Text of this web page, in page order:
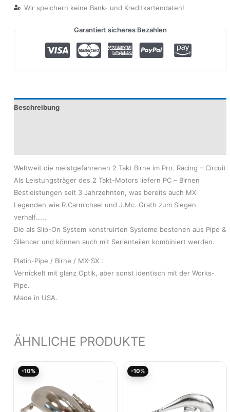
Wir speichern keine Bank- und Kreditkartendaten!
Garantiert sicheres Bezahlen
Beschreibung
Weltweit die meistgefahrenen 2 Takt Birne im Pro. Racing – Circuit
Als Leistungsträger des 2 Takt-Motors liefern PC – Birnen
Bestleistungen seit 3 Jahrzehnten, was bereits auch MX
Legenden wie R.Carmichael und J.Mc. Grath zum Siegen
verhalf……
Die als Slip-On System konstruirten Systeme bestehen aus Pipe &
Silencer und können auch mit Serienteilen kombiniert werden.
Platin-Pipe / Birne / MX-SX :
Vernickelt mit glanz Optik, aber sonst identisch mit der Works-
Pipe.
Made in USA.
ÄHNLICHE PRODUKTE
-10%
349,96€
314,96€.
-10%